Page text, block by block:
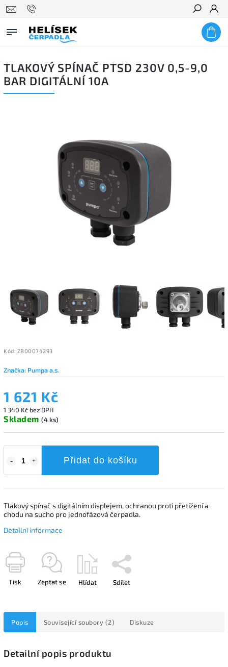
Hledat
TLAKOVÝ SPÍNAČ PTSD 230V 0,5-9,0
BAR DIGITÁLNÍ 10A
Kód: ZB00074293
Značka: Pumpa a.s.
1 621 Kč
1 340 Kč bez DPH
Skladem (4 ks)
Přidat do košíku
Tlakový spínač s digitálním displejem, ochranou proti přetížení a
chodu na sucho pro jednofázová čerpadla.
Detailní informace
Tisk Zeptat se Hlídat Sdílet
Popis Související soubory (2) Diskuze
Detailní popis produktu